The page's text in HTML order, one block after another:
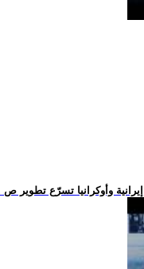
وأوكرانيا تسرّع تطوير ص